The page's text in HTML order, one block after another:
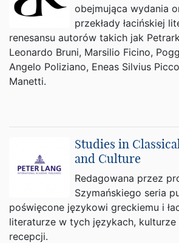
obejmująca wydania
przekłady łacińskiej
renesansu autorów takich jak
Leonardo Bruni, Marsilio Ficino,
Angelo Poliziano, Eneas Silvius
Manetti.
Studies in
and Culture
Redagowana przez
Szymańskiego seria
poświęcone językowi greckiemu i
literaturze w tych językach,
recepcji.